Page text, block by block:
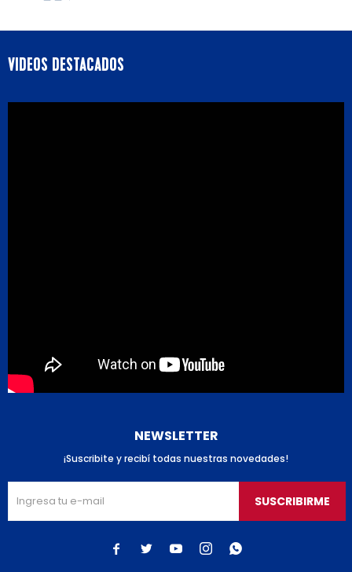
VIDEOS DESTACADOS
NEWSLETTER
¡Suscribite y recibí todas nuestras novedades!
SUSCRIBIRME
    